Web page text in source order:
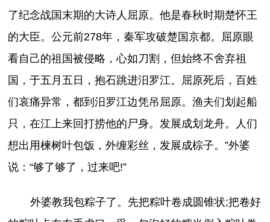
了纪念战国末期的大诗人屈原。他是春秋时期楚怀王
的大臣。公元前278年，秦军攻破楚国京都。屈原眼
看自己的祖国被侵略，心如刀割，但始终不舍弃祖
国，于五月五日，抱石跳进汨罗江。屈原死后，百姓
们哀痛异常，都到汨罗江边凭吊屈原。渔夫们划起船
只，在江上来回打捞他的尸身。发展成划龙舟。人们
想出用楝树叶包饭，外缠彩丝，发展成棕子。”外婆
说：“够了够了，过来吧!”
外婆教我包粽子了。先把粽叶卷成圆锥状;把卷好